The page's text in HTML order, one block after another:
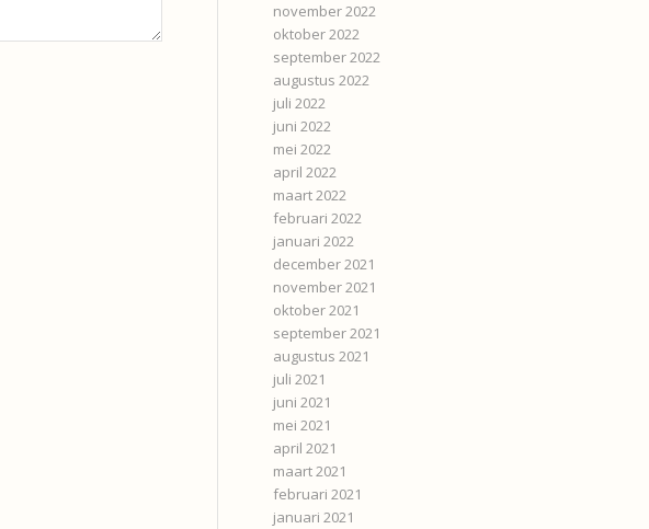
november 2022
oktober 2022
september 2022
augustus 2022
juli 2022
juni 2022
mei 2022
april 2022
maart 2022
februari 2022
januari 2022
december 2021
november 2021
oktober 2021
september 2021
augustus 2021
juli 2021
juni 2021
mei 2021
april 2021
maart 2021
februari 2021
januari 2021